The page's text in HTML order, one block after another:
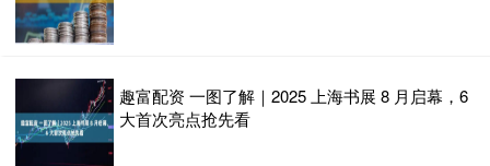
趣富配资 一图了解｜2025 上海书展 8 月启幕，6
大首次亮点抢先看